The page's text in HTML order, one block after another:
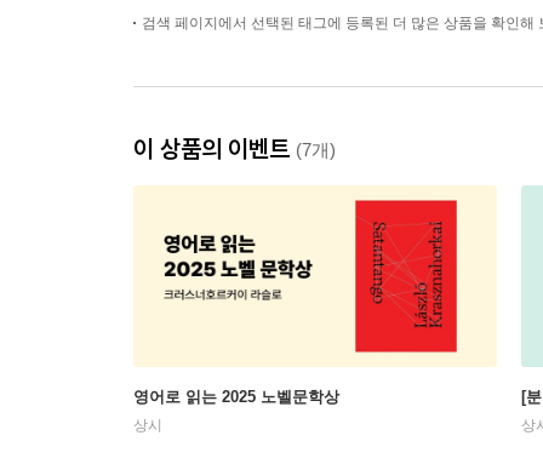
검색 페이지에서 선택된 태그에 등록된 더 많은 상품을 확인해
이 상품의 이벤트 (7개)
영어로 읽는 2025 노벨문학상
상시
[
상